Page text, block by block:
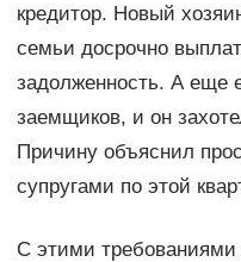
кредитор. Новый
семьи досрочно
задолженность. А еще
заемщиков, и он
Причину объяснил
супругами по этой
С этими требованиями